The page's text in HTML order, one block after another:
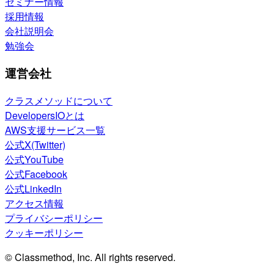
採用情報
会社説明会
勉強会
運営会社
クラスメソッドについて
DevelopersIOとは
AWS支援サービス一覧
公式X(Twitter)
公式YouTube
公式Facebook
公式LinkedIn
アクセス情報
プライバシーポリシー
クッキーポリシー
© Classmethod, Inc. All rights reserved.